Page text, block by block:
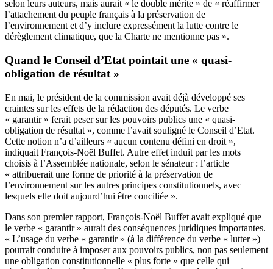
selon leurs auteurs, mais aurait « le double mérite » de « réaffirmer
l’attachement du peuple français à la préservation de
l’environnement et d’y inclure expressément la lutte contre le
dérèglement climatique, que la Charte ne mentionne pas ».
Quand le Conseil d’Etat pointait une « quasi-
obligation de résultat »
En mai, le président de la commission avait déjà développé ses
craintes sur les effets de la rédaction des députés. Le verbe
« garantir » ferait peser sur les pouvoirs publics une « quasi-
obligation de résultat », comme l’avait souligné le Conseil d’Etat.
Cette notion n’a d’ailleurs « aucun contenu défini en droit »,
indiquait François-Noël Buffet. Autre effet induit par les mots
choisis à l’Assemblée nationale, selon le sénateur : l’article
« attribuerait une forme de priorité à la préservation de
l’environnement sur les autres principes constitutionnels, avec
lesquels elle doit aujourd’hui être conciliée ».
Dans son premier rapport, François-Noël Buffet avait expliqué que
le verbe « garantir » aurait des conséquences juridiques importantes.
« L’usage du verbe « garantir » (à la différence du verbe « lutter »)
pourrait conduire à imposer aux pouvoirs publics, non pas seulement
une obligation constitutionnelle « plus forte » que celle qui